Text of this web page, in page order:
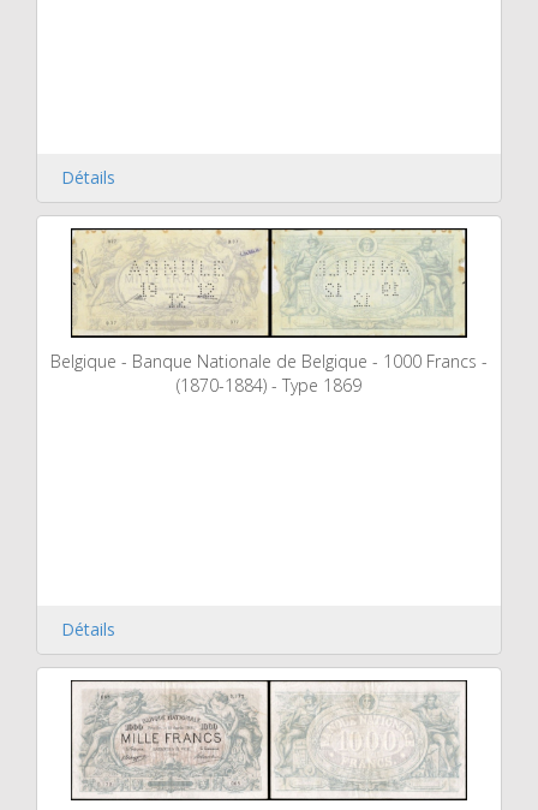
Détails
Belgique - Banque Nationale de Belgique - 1000 Francs -
(1870-1884) - Type 1869
Détails